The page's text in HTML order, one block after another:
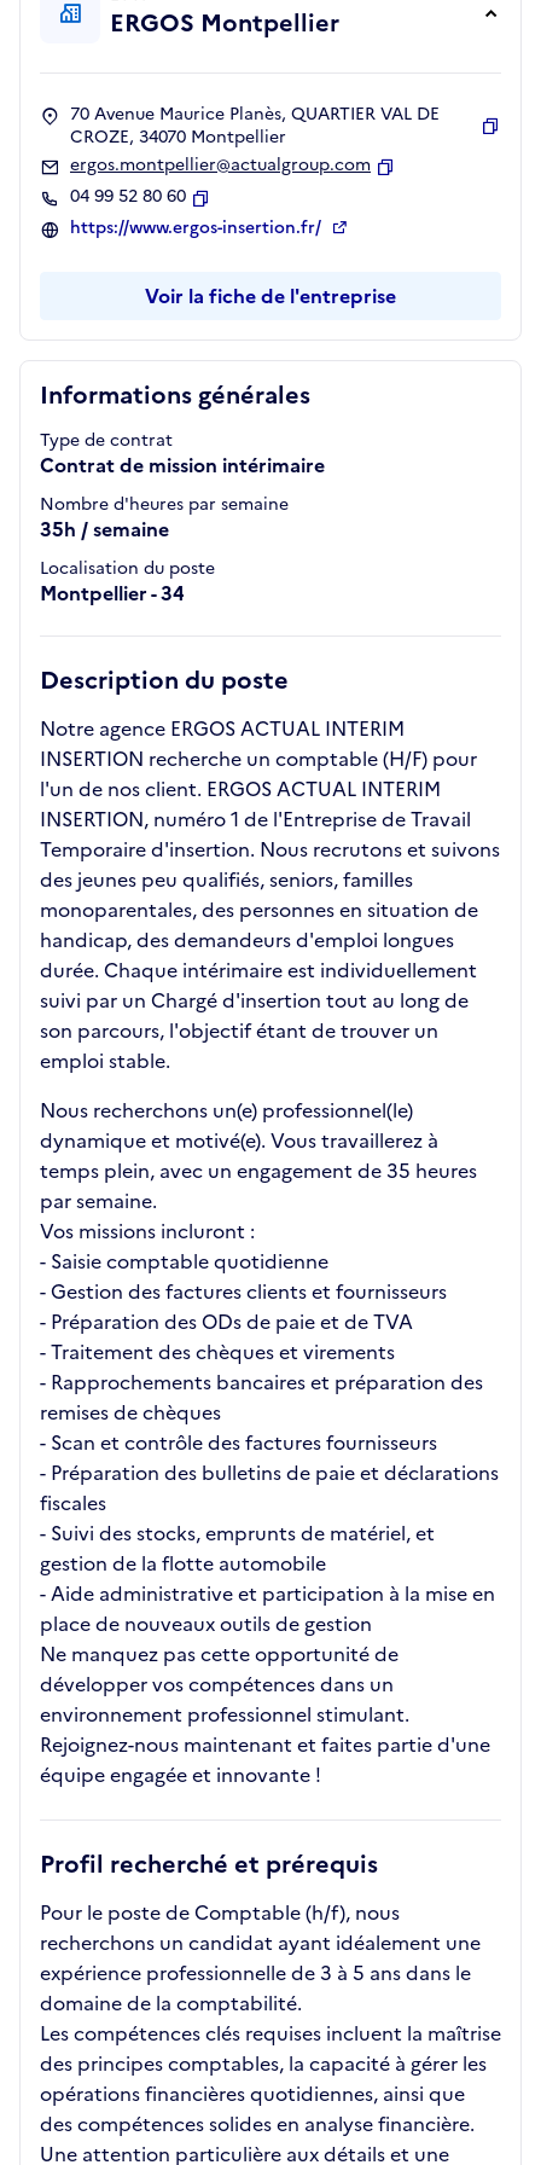
Informations générales
Type de contrat
Contrat de mission intérimaire
Nombre d'heures par semaine
35h / semaine
Localisation du poste
Montpellier - 34
Description du poste
Notre agence ERGOS ACTUAL INTERIM
INSERTION recherche un comptable (H/F) pour
l'un de nos client. ERGOS ACTUAL INTERIM
INSERTION, numéro 1 de l'Entreprise de Travail
Temporaire d'insertion. Nous recrutons et suivons
des jeunes peu qualifiés, seniors, familles
monoparentales, des personnes en situation de
handicap, des demandeurs d'emploi longues
durée. Chaque intérimaire est individuellement
suivi par un Chargé d'insertion tout au long de
son parcours, l'objectif étant de trouver un
emploi stable.
Nous recherchons un(e) professionnel(le)
dynamique et motivé(e). Vous travaillerez à
temps plein, avec un engagement de 35 heures
par semaine.
Vos missions incluront :
- Saisie comptable quotidienne
- Gestion des factures clients et fournisseurs
- Préparation des ODs de paie et de TVA
- Traitement des chèques et virements
- Rapprochements bancaires et préparation des
remises de chèques
- Scan et contrôle des factures fournisseurs
- Préparation des bulletins de paie et déclarations
fiscales
- Suivi des stocks, emprunts de matériel, et
gestion de la flotte automobile
- Aide administrative et participation à la mise en
place de nouveaux outils de gestion
Ne manquez pas cette opportunité de
développer vos compétences dans un
environnement professionnel stimulant.
Rejoignez-nous maintenant et faites partie d'une
équipe engagée et innovante !
Profil recherché et prérequis
Pour le poste de Comptable (h/f), nous
recherchons un candidat ayant idéalement une
expérience professionnelle de 3 à 5 ans dans le
domaine de la comptabilité.
Les compétences clés requises incluent la maîtrise
des principes comptables, la capacité à gérer les
opérations financières quotidiennes, ainsi que
des compétences solides en analyse financière.
Une attention particulière aux détails et une
ERGOS Montpellier
70 Avenue Maurice Planès, QUARTIER VAL DE
CROZE, 34070 Montpellier
ergos.montpellier@actualgroup.com
04 99 52 80 60
Copier
https://www.ergos-insertion.fr/
Voir la fiche de l'entreprise